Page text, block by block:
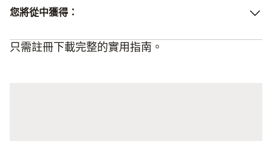
您將從中獲得：
潛在的節能：建築業、房屋業主和氣候的激勵因素
只需註冊下載完整的實用指南。